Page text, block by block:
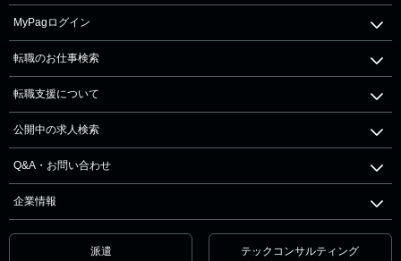
MyPagログイン
転職のお仕事検索
転職支援について
公開中の求人検索
Q&A・お問い合わせ
企業情報
派遣 テックコンサルティング